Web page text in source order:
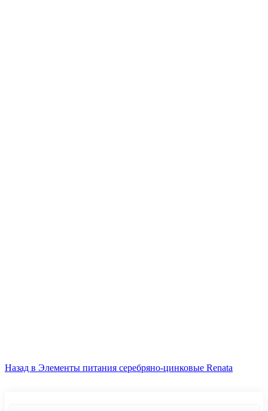
Назад в Элементы питания серебряно-цинковые Renata